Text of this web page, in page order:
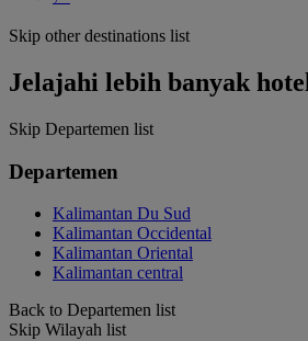
Skip other destinations list
Jelajahi lebih banyak hotel
Skip Departemen list
Departemen
Kalimantan Du Sud
Kalimantan Occidental
Kalimantan Oriental
Kalimantan central
Back to Departemen list
Skip Wilayah list